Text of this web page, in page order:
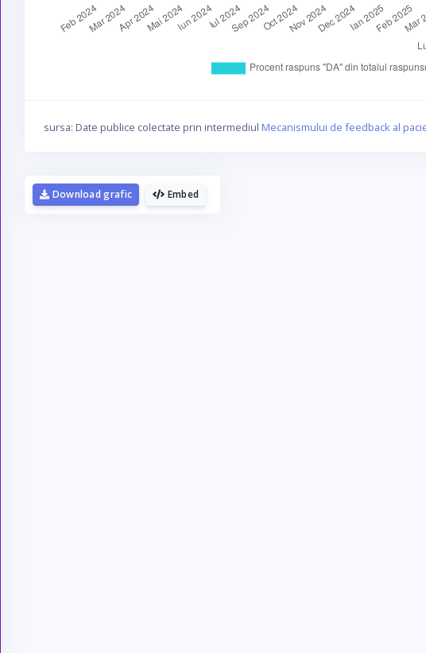
sursa: Date publice colectate prin intermediul Mecanismului de feedback al
Embed
Download grafic
La fel cum tie iti plac
o cafea mi-ar da energie sa mai fac